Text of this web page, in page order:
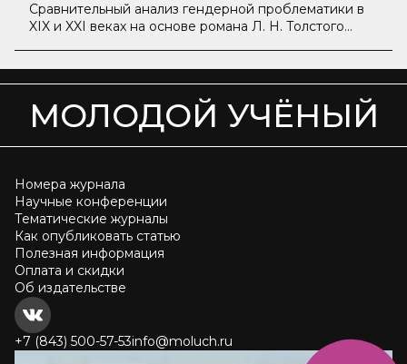
Сравнительный анализ гендерной проблематики в
XIX и XXI веках на основе романа Л. Н. Толстого
МОЛОДОЙ УЧЁНЫЙ
Номера журнала
Научные конференции
Тематические журналы
Как опубликовать статью
Полезная информация
Оплата и скидки
Об издательстве
+7 (843) 500-57-53info@moluch.ru